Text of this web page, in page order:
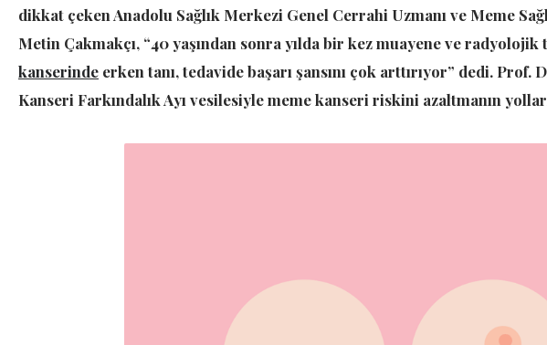
dikkat çeken Anadolu Sağlık Merkezi Genel Cerrahi Uzmanı ve Meme
Metin Çakmakçı, “40 yaşından sonra yılda bir kez muayene ve radyolojik
kanserinde erken tanı, tedavide başarı şansını çok arttırıyor” dedi. Prof.
Kanseri Farkındalık Ayı vesilesiyle meme kanseri riskini azaltmanın